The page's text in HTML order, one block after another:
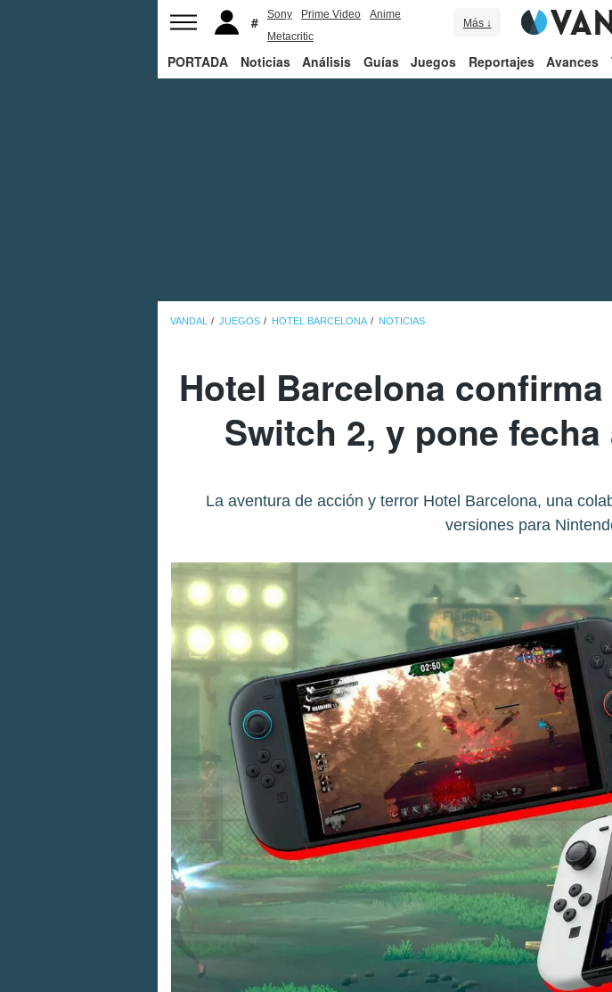
Sony Prime Video
Anime
Metacritic
Más ↓
PORTADA Noticias Análisis Guías Juegos Reportajes Avances
VANDAL JUEGOS HOTEL BARCELONA NOTICIAS
Hotel Barcelona
Switch 2, y pone
La aventura de acción y terror Hotel Barcelona, una
versiones para